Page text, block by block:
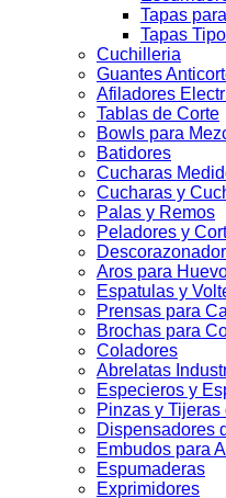
Tapas
Tapas
Cuchilleria
Guantes
Afiladores
Tablas de Corte
Bowls para
Batidores
Cucharas
Cucharas y
Palas y Remos
Peladores y
Aros para
Espatulas y
Prensas para
Brochas para
Coladores
Abrelatas
Especieros y
Pinzas y Tijeras
Dispensadores
Embudos para
Espumaderas
Exprimidores